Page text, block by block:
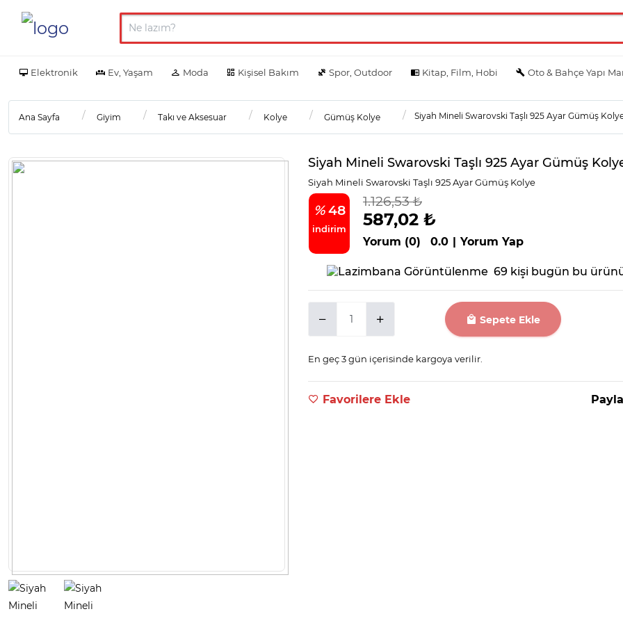
Elektronik Ev, Yaşam Moda Kişisel Bakım Spor, Outdoor Kitap, Film, Hobi Oto & Bahçe Yapı
Ana Sayfa Giyim Takı ve Aksesuar Kolye Gümüş Kolye Siyah Mineli Swarovski Taşlı 925 Ayar Gümüş
Siyah Mineli Swarovski Taşlı 925 Ayar Gümüş
Siyah Mineli Swarovski Taşlı 925 Ayar Gümüş Kolye
%48
indirim
1.126,53 ₺
587,02 ₺
Yorum (0) 0.0 | Yorum Yap
69 kişi bugün bu
Sepete Ekle
En geç 3 gün içerisinde kargoya verilir.
Favorilere Ekle